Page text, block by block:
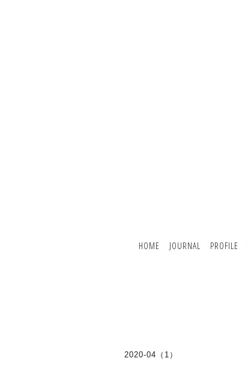
HOME JOURNAL PROFILE
2020-04（1）